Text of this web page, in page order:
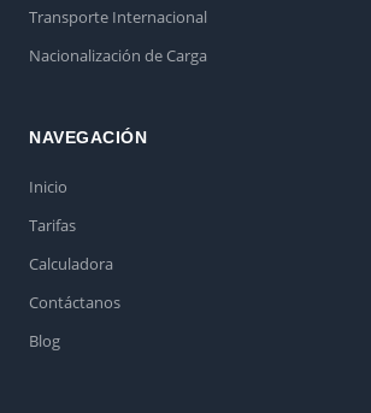
Transporte Internacional
Nacionalización de Carga
NAVEGACIÓN
Inicio
Tarifas
Calculadora
Contáctanos
Blog